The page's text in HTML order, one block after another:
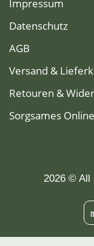
Impressum
Datenschutz
AGB
Versand &
Retouren &
Sorgsames
2026 © All